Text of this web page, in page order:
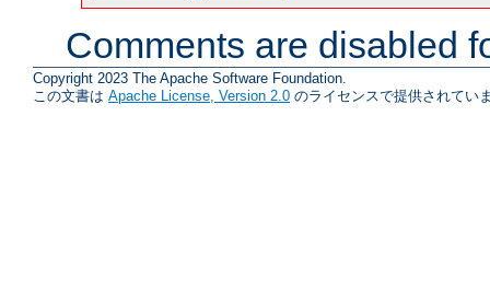
Comments are disabled
Copyright 2023 The Apache Software Foundation.
この文書は Apache License, Version 2.0 のライセンスで提供されてい